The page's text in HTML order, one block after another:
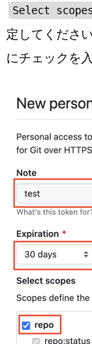
Select scopes
定してくださ
にチェックを